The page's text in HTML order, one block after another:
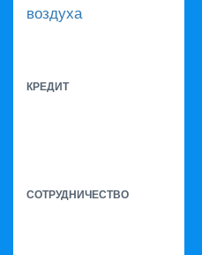
воздуха
КРЕДИТ
СОТРУДНИЧЕСТВО